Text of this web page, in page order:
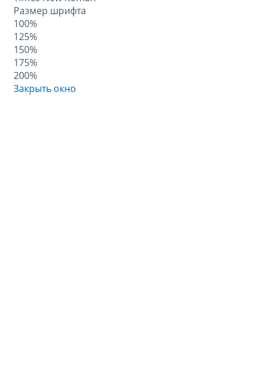
Размер шрифта
100%
125%
150%
175%
200%
Закрыть окно